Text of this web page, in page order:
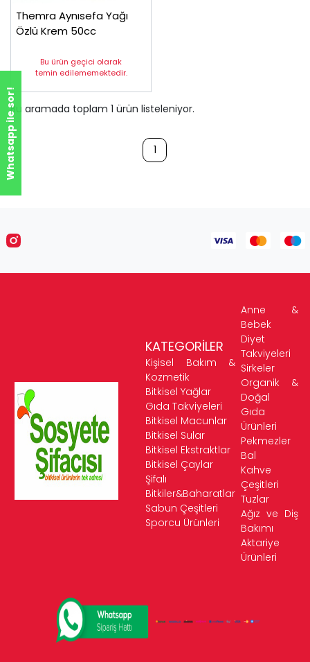
Themra Aynısefa Yağı
Özlü Krem 50cc
Bu ürün geçici olarak
temin edilememektedir.
Bu aramada toplam 1 ürün listeleniyor.
1
KATEGORİLER
Kişisel Bakım &
Kozmetik
Bitkisel Yağlar
Gıda Takviyeleri
Bitkisel Macunlar
Bitkisel Sular
Bitkisel Ekstraktlar
Bitkisel Çaylar
Şifalı
Bitkiler&Baharatlar
Sabun Çeşitleri
Sporcu Ürünleri
Anne &
Bebek
Diyet
Takviyeleri
Sirkeler
Organik &
Doğal
Gıda
Ürünleri
Pekmezler
Bal
Kahve
Çeşitleri
Tuzlar
Ağız ve Diş
Bakımı
Aktariye
Ürünleri
Whatsapp ile sor!